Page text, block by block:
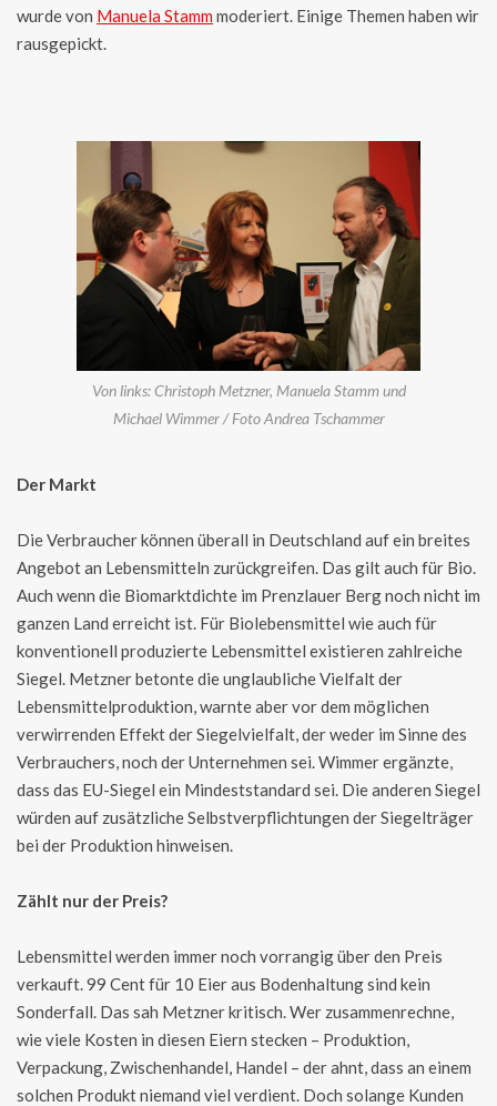
wurde von Manuela Stamm moderiert. Einige Themen haben wir
rausgepickt.
Von links: Christoph Metzner, Manuela Stamm und
Michael Wimmer / Foto Andrea Tschammer
Der Markt
Die Verbraucher können überall in Deutschland auf ein breites
Angebot an Lebensmitteln zurückgreifen. Das gilt auch für Bio.
Auch wenn die Biomarktdichte im Prenzlauer Berg noch nicht im
ganzen Land erreicht ist. Für Biolebensmittel wie auch für
konventionell produzierte Lebensmittel existieren zahlreiche
Siegel. Metzner betonte die unglaubliche Vielfalt der
Lebensmittelproduktion, warnte aber vor dem möglichen
verwirrenden Effekt der Siegelvielfalt, der weder im Sinne des
Verbrauchers, noch der Unternehmen sei. Wimmer ergänzte,
dass das EU-Siegel ein Mindeststandard sei. Die anderen Siegel
würden auf zusätzliche Selbstverpflichtungen der Siegelträger
bei der Produktion hinweisen.
Zählt nur der Preis?
Lebensmittel werden immer noch vorrangig über den Preis
verkauft. 99 Cent für 10 Eier aus Bodenhaltung sind kein
Sonderfall. Das sah Metzner kritisch. Wer zusammenrechne,
wie viele Kosten in diesen Eiern stecken – Produktion,
Verpackung, Zwischenhandel, Handel – der ahnt, dass an einem
solchen Produkt niemand viel verdient. Doch solange Kunden